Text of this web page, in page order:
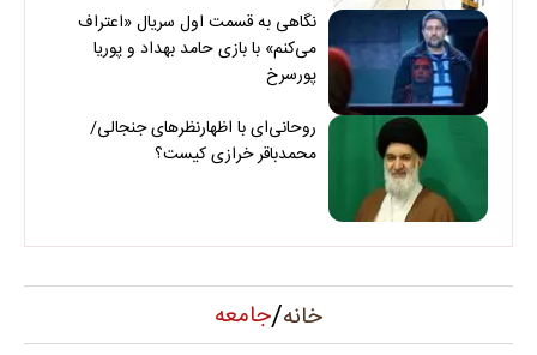
نگاهی به قسمت اول سریال «اعتراف
می‌کنم» با بازی حامد بهداد و پوریا
پورسرخ
روحانی‌ای با اظهارنظرهای جنجالی/
محمدباقر خرازی کیست؟
خانه/جامعه